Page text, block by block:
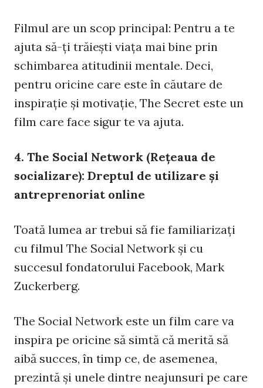
Filmul are un scop principal: Pentru a te
ajuta să-ţi trăieşti viaţa mai bine prin
schimbarea atitudinii mentale. Deci,
pentru oricine care este în căutare de
inspiraţie şi motivaţie, The Secret este un
film care face sigur te va ajuta.
4. The Social Network (Rețeaua de
socializare): Dreptul de utilizare şi
antreprenoriat online
Toată lumea ar trebui să fie familiarizaţi
cu filmul The Social Network şi cu
succesul fondatorului Facebook, Mark
Zuckerberg.
The Social Network este un film care va
inspira pe oricine să simtă că merită să
aibă succes, în timp ce, de asemenea,
prezintă şi unele dintre neajunsuri pe care